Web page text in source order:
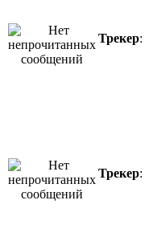
Трекер:
Трекер: